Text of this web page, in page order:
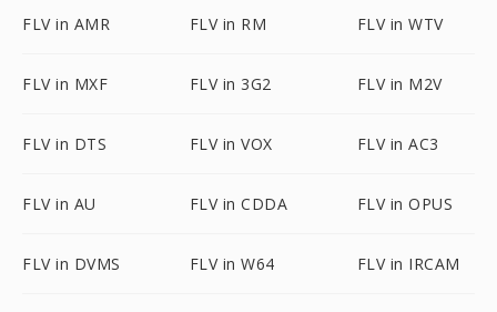
FLV in AMR FLV in RM FLV in WTV
FLV in MXF FLV in 3G2 FLV in M2V
FLV in DTS FLV in VOX FLV in AC3
FLV in AU FLV in CDDA FLV in OPUS
FLV in DVMS FLV in W64 FLV in IRCAM